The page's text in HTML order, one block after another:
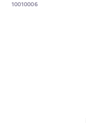
10010006